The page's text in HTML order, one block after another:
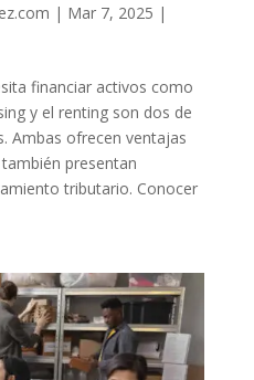
| Mar 7, 2025 |
financiar activos como
y el renting son dos de
Ambas ofrecen ventajas
presentan
tributario. Conocer